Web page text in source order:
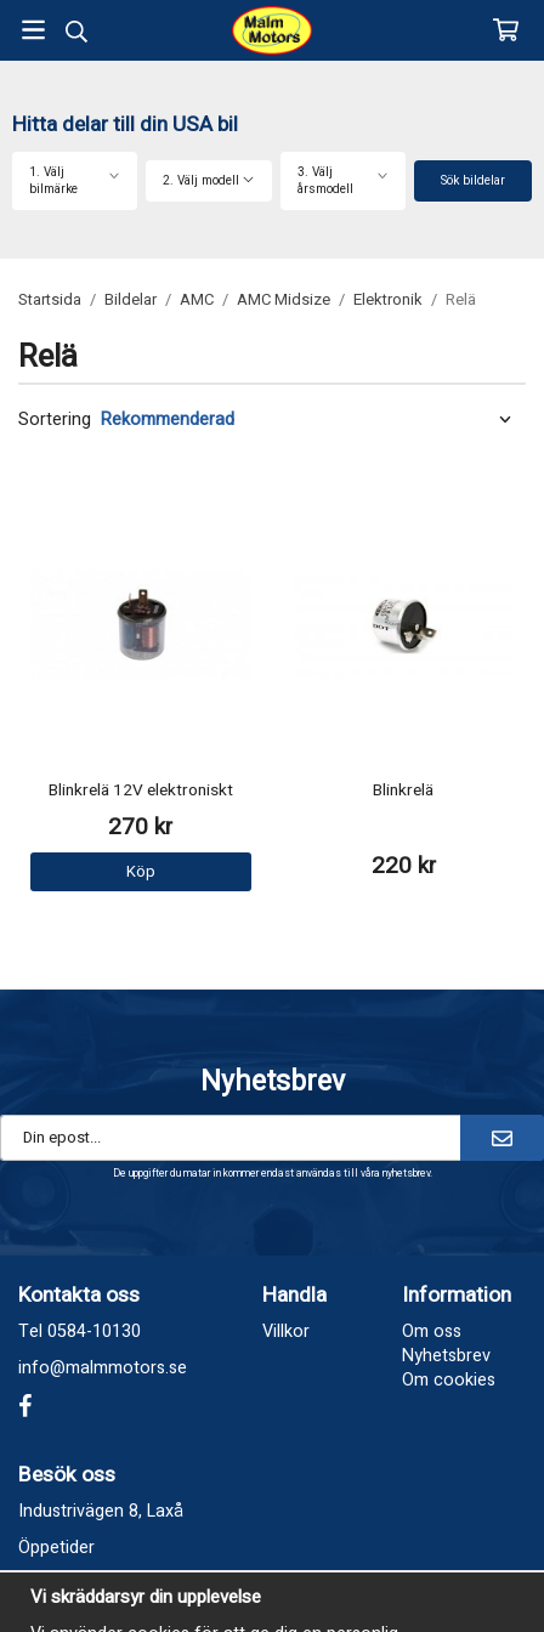
Hitta delar till din USA bil
1. Välj
bilmärke
2. Välj modell
3. Välj
årsmodell
Sök bildelar
Startsida / Bildelar / AMC / AMC Midsize / Elektronik / Relä
Relä
Sortering
Blinkrelä 12V elektroniskt
270 kr
Köp
Blinkrelä
220 kr
Nyhetsbrev
De uppgifter du matar in kommer endast användas till våra nyhetsbrev.
Kontakta oss
Tel 0584-10130
info@malmmotors.se
Handla
Villkor
Information
Om oss
Nyhetsbrev
Om cookies
Besök oss
Industrivägen 8, Laxå
Öppetider
Vecka 32
Måndag kl 9-12, kl 13 - 15
Vi skräddarsyr din upplevelse